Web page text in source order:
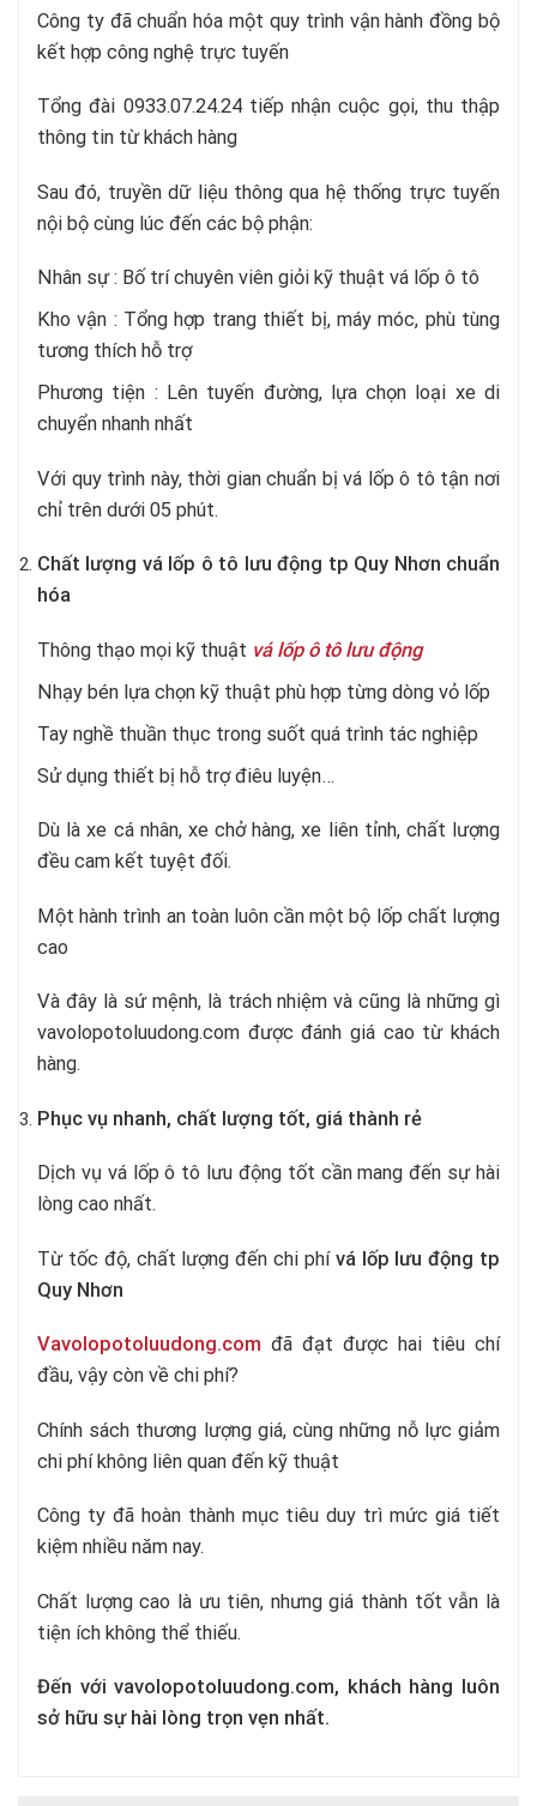
Công ty đã chuẩn hóa một quy trình vận hành đồng bộ
kết hợp công nghệ trực tuyến
Tổng đài 0933.07.24.24 tiếp nhận cuộc gọi, thu thập
thông tin từ khách hàng
Sau đó, truyền dữ liệu thông qua hệ thống trực tuyến
nội bộ cùng lúc đến các bộ phận:
Nhân sự : Bố trí chuyên viên giỏi kỹ thuật vá lốp ô tô
Kho vận : Tổng hợp trang thiết bị, máy móc, phù tùng
tương thích hỗ trợ
Phương tiện : Lên tuyến đường, lựa chọn loại xe di
chuyển nhanh nhất
Với quy trình này, thời gian chuẩn bị vá lốp ô tô tận nơi
chỉ trên dưới 05 phút.
Chất lượng vá lốp ô tô lưu động tp Quy Nhơn chuẩn
hóa
Thông thạo mọi kỹ thuật vá lốp ô tô lưu động
Nhạy bén lựa chọn kỹ thuật phù hợp từng dòng vỏ lốp
Tay nghề thuần thục trong suốt quá trình tác nghiệp
Sử dụng thiết bị hỗ trợ điêu luyện…
Dù là xe cá nhân, xe chở hàng, xe liên tỉnh, chất lượng
đều cam kết tuyệt đối.
Một hành trình an toàn luôn cần một bộ lốp chất lượng
cao
Và đây là sứ mệnh, là trách nhiệm và cũng là những gì
vavolopotoluudong.com được đánh giá cao từ khách
hàng.
Phục vụ nhanh, chất lượng tốt, giá thành rẻ
Dịch vụ vá lốp ô tô lưu động tốt cần mang đến sự hài
lòng cao nhất.
Từ tốc độ, chất lượng đến chi phí vá lốp lưu động tp
Quy Nhơn
Vavolopotoluudong.com đã đạt được hai tiêu chí
đầu, vậy còn về chi phí?
Chính sách thương lượng giá, cùng những nỗ lực giảm
chi phí không liên quan đến kỹ thuật
Công ty đã hoàn thành mục tiêu duy trì mức giá tiết
kiệm nhiều năm nay.
Chất lượng cao là ưu tiên, nhưng giá thành tốt vẫn là
tiện ích không thể thiếu.
Đến với vavolopotoluudong.com, khách hàng luôn
sở hữu sự hài lòng trọn vẹn nhất.